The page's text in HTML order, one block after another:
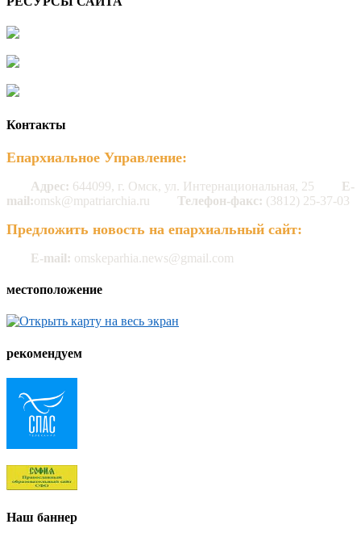
Контакты
Епархиальное Управление:
Адрес: 644099, г. Омск, ул. Интернациональная, 25
E-
mail:omsk@mpatriarchia.ru Телефон-факс: (3812) 25-37-03
Предложить новость на епархиальный сайт:
E-mail: omskeparhia.news@gmail.com
местоположение
рекомендуем
Наш баннер